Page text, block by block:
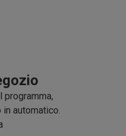
automatico.